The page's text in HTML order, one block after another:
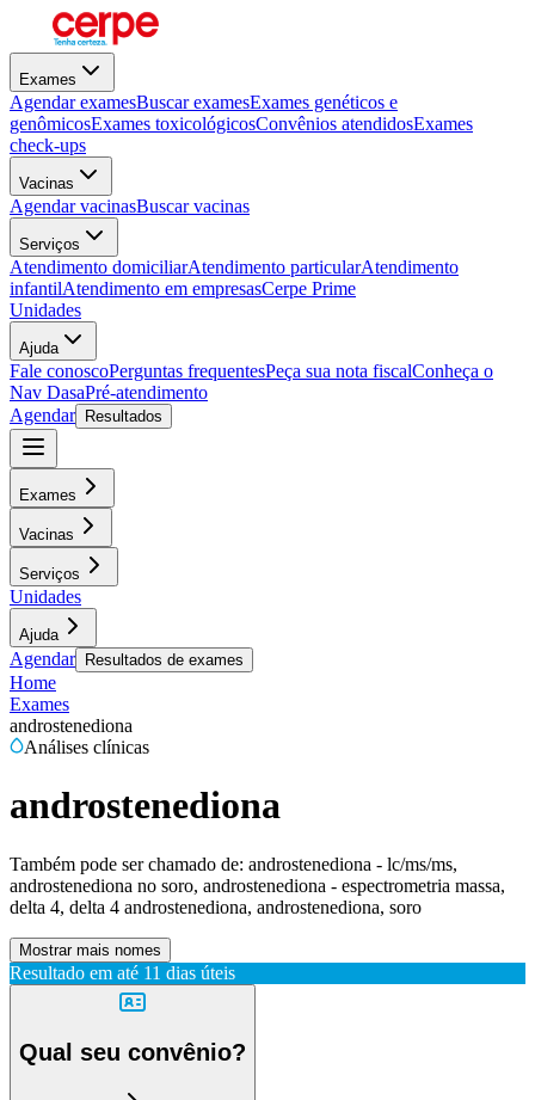
Exames
Agendar examesBuscar examesExames genéticos e
genômicosExames toxicológicosConvênios atendidosExames
check-ups
Vacinas
Agendar vacinasBuscar vacinas
Serviços
Atendimento domiciliarAtendimento particularAtendimento
infantilAtendimento em empresasCerpe Prime
Unidades
Ajuda
Fale conoscoPerguntas frequentesPeça sua nota fiscalConheça o
Nav DasaPré-atendimento
Agendar
Resultados
Exames
Vacinas
Serviços
Unidades
Ajuda
Agendar Resultados de exames
Home
Exames
androstenediona
Análises clínicas
androstenediona
Também pode ser chamado de: androstenediona - lc/ms/ms,
androstenediona no soro, androstenediona - espectrometria massa,
delta 4, delta 4 androstenediona, androstenediona, soro
Mostrar mais nomes
Resultado em até 11 dias úteis
Qual seu convênio?